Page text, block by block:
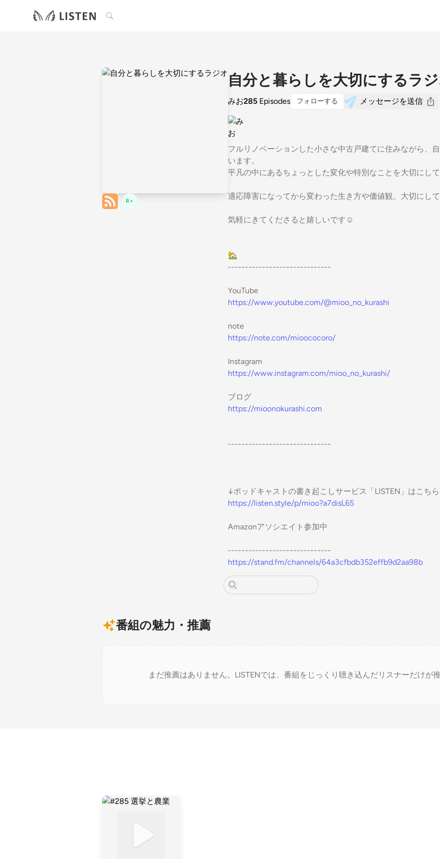
検索
R+
自分と暮らしを大切にするラ
みお285 Episodes フォローする メッセージを送信
フルリノベーションした小さな中古戸建てに住みながら、
います。
平凡の中にあるちょっとした変化や特別なことを大切にし
適応障害になってから変わった生き方や価値観、大切にし
気軽にきてくださると嬉しいです☺️
🏡
------------------------------
YouTube
https://www.youtube.com/@mioo_no_kurashi
note
https://note.com/mioococoro/
Instagram
https://www.instagram.com/mioo_no_kurashi/
ブログ
https://mioonokurashi.com
------------------------------
↓ポッドキャストの書き起こしサービス「LISTEN」はこちら
https://listen.style/p/mioo?a7disL65
Amazonアソシエイト参加中
------------------------------
https://stand.fm/channels/64a3cfbdb352effb9d2aa98b
番組の魅力・推薦
まだ推薦はありません。LISTENでは、番組をじっくり聴き込んだリスナーだけが